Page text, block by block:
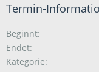
Termin-
Beginnt
Endet
Kategorie